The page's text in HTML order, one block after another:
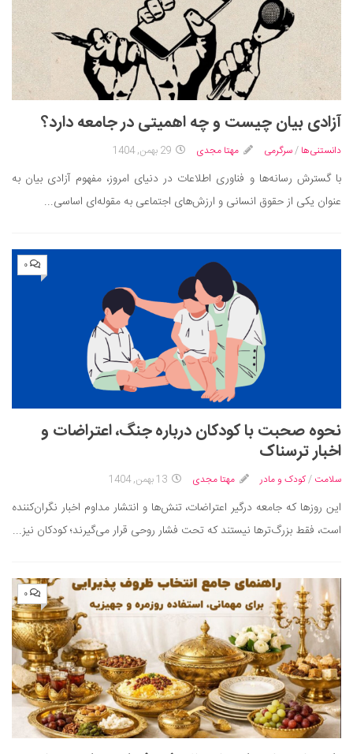
آزادی بیان چیست و چه اهمیتی در جامعه دارد؟
دانستنی‌ها /سرگرمی مهتا مجدی 29 بهمن, 1404
با گسترش رسانه‌ها و فناوری اطلاعات در دنیای امروز، مفهوم آزادی بیان به
عنوان یکی از حقوق انسانی و ارزش‌های اجتماعی به مقوله‌ای اساسی...
۰
نحوه صحبت با کودکان درباره جنگ، اعتراضات و
اخبار ترسناک
سلامت /کودک و مادر مهتا مجدی 13 بهمن, 1404
این روزها که جامعه درگیر اعتراضات، تنش‌ها و انتشار مداوم اخبار نگران‌کننده
است، فقط بزرگ‌ترها نیستند که تحت فشار روحی قرار می‌گیرند؛ کودکان نیز...
۰